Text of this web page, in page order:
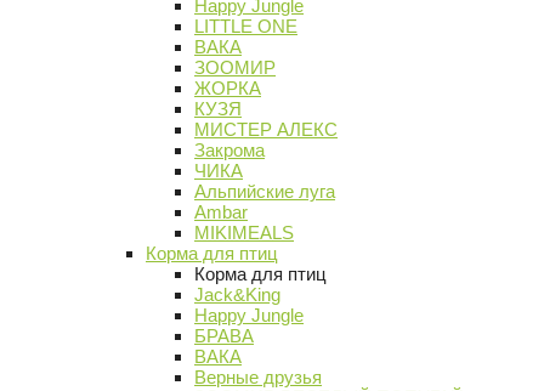
Happy Jungle
LITTLE ONE
ВАКА
ЗООМИР
ЖОРКА
КУЗЯ
МИСТЕР АЛЕКС
Закрома
ЧИКА
Альпийские луга
Ambar
MIKIMEALS
Корма для птиц
Корма для птиц
Jack&King
Happy Jungle
БРАВА
ВАКА
Верные друзья